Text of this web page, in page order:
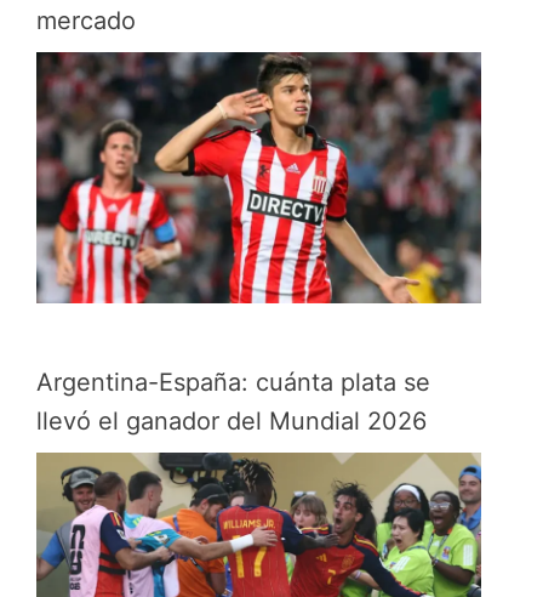
mercado
Argentina-España: cuánta plata se
llevó el ganador del Mundial 2026